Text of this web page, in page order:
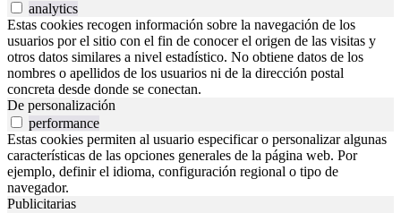
analytics
Estas cookies recogen información sobre la navegación de los
usuarios por el sitio con el fin de conocer el origen de las visitas y
otros datos similares a nivel estadístico. No obtiene datos de los
nombres o apellidos de los usuarios ni de la dirección postal
concreta desde donde se conectan.
De personalización
performance
Estas cookies permiten al usuario especificar o personalizar algunas
características de las opciones generales de la página web. Por
ejemplo, definir el idioma, configuración regional o tipo de
navegador.
Publicitarias